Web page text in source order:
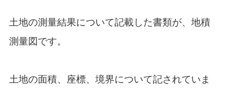
土地の測量結果について記載した書類が、地積
測量図です。
土地の面積、座標、境界について記されていま